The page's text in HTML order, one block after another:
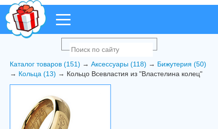
Каталог товаров (151) → Аксессуары (118) → Бижутерия (50)
→ Кольца (13) → Кольцо Всевластия из "Властелина колец"